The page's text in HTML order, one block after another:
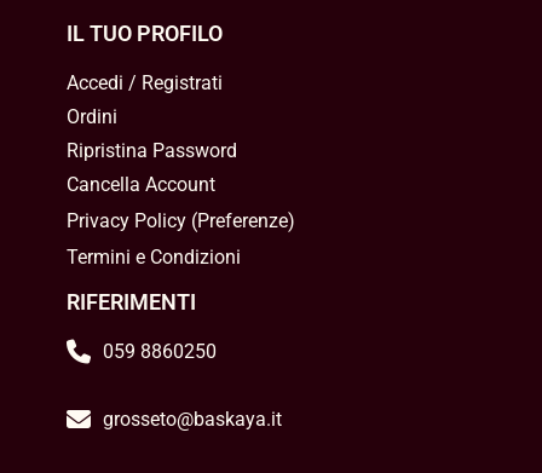
IL TUO PROFILO
Accedi / Registrati
Ordini
Ripristina Password
Cancella Account
Privacy Policy(Preferenze)
Termini e Condizioni
RIFERIMENTI
059 8860250
grosseto@baskaya.it